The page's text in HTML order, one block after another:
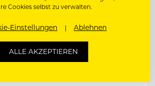
GOURMET (M/W/D)
(M/W/D)
Cookies selbst zu verwalten.
Einstellungen Ablehnen
ALLE AKZEPTIEREN